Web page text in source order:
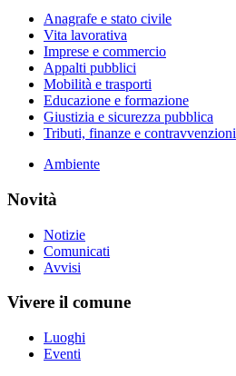
Anagrafe e stato civile
Vita lavorativa
Imprese e commercio
Appalti pubblici
Mobilità e trasporti
Educazione e formazione
Giustizia e sicurezza pubblica
Tributi, finanze e contravvenzioni
Ambiente
Novità
Notizie
Comunicati
Avvisi
Vivere il comune
Luoghi
Eventi